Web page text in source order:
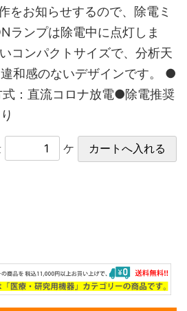
をお知らせするので、除電ミ
ランプは除電中に点灯しま
コンパクトサイズで、分析天
和感のないデザインです。 ●
：直流コロナ放電●除電推奨
ケ